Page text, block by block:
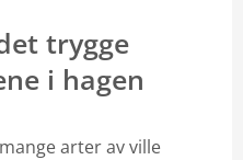
trygge
i hagen
arter av ville